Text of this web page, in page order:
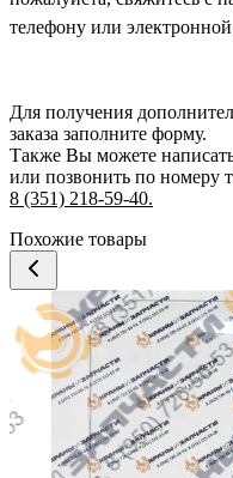
телефону или
Для получения
заказа заполните форму.
Также Вы можете
или позвонить по номеру
8 (351) 218-59-40.
Похожие товары